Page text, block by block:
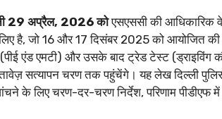
29 अप्रैल, 2026 कोएसएससी की आधिकारिक
लिए है, जो 16 और 17 दिसंबर 2025 को आयोजित
(पीई एंड एमटी) और उसके बाद ट्रेड टेस्ट (ड्राइविंग
सत्यापन चरण तक पहुंचेंगे। यह लेख दिल्ली पुलिस
के लिए चरण-दर-चरण निर्देश, परिणाम पीडीएफ में